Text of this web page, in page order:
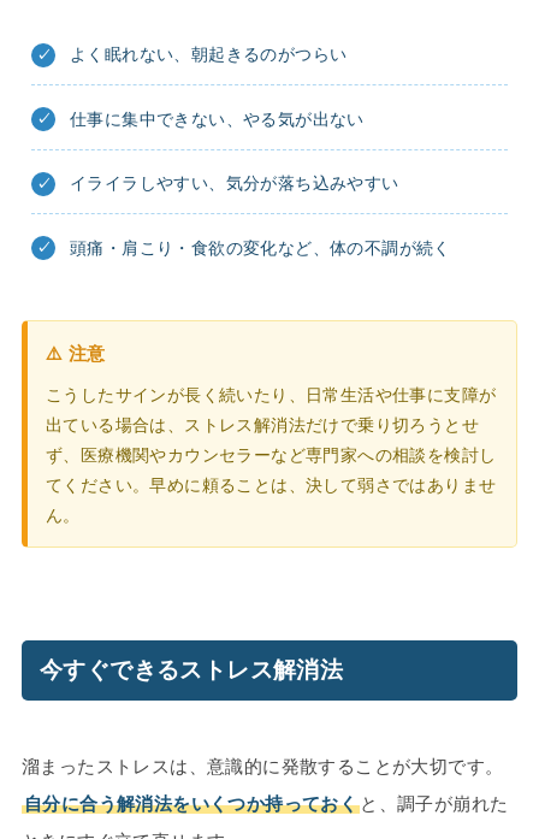
よく眠れない、朝起きるのがつらい
仕事に集中できない、やる気が出ない
イライラしやすい、気分が落ち込みやすい
頭痛・肩こり・食欲の変化など、体の不調が続く
⚠️ 注意
こうしたサインが長く続いたり、日常生活や仕事に支障が
出ている場合は、ストレス解消法だけで乗り切ろうとせ
ず、医療機関やカウンセラーなど専門家への相談を検討し
てください。早めに頼ることは、決して弱さではありませ
ん。
今すぐできるストレス解消法
溜まったストレスは、意識的に発散することが大切です。
自分に合う解消法をいくつか持っておく と、調子が崩れた